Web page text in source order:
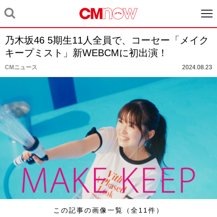
乃木坂46 5期生11人全員で、コーセー「メイク
キープミスト」新WEBCMに初出演！
CMニュース 2024.08.23
この記事の画像一覧（全11件）